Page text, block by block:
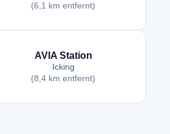
(6,1 km entfernt)
AVIA Station
Icking
(8,4 km entfernt)